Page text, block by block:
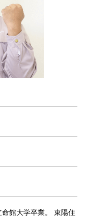
館大学卒業。 東陽住